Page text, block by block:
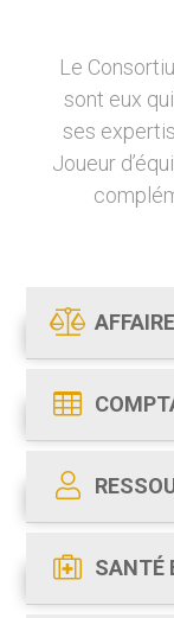
Le
sont eux
ses
Joueur
SANTÉ